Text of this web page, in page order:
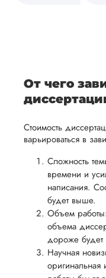
темы.
в
и
и
проведения
проверки
работы,
установленная
сумма
будет
возвращена
заказчику.
Мы
стремимся
осуществлять
процесс
мы
и
о
От чего
Стоимость
варьироваться в
Сложность
времени и
написания.
будет выше.
Объем работы:
объема
дороже будет
Научная
оригинальная